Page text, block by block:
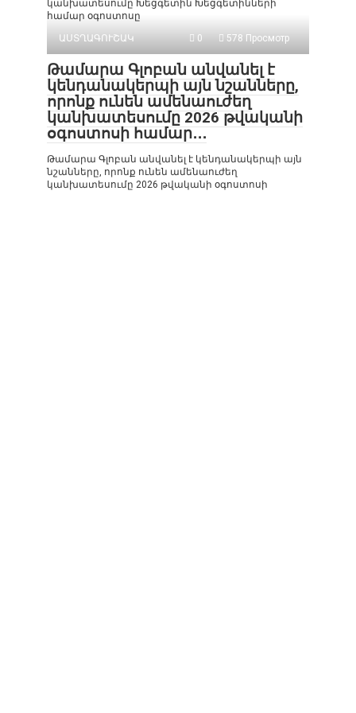
կանխատեսումը Խեցգետին Խեցգետինների
համար օգոստոսը
ԱՍՏՂԱԳՈՒՇԱԿ
0 578 Просмотр
Թամարա Գլոբան անվանել է
կենդանակերպի այն նշանները,
որոնք ունեն ամենաուժեղ
կանխատեսումը 2026 թվականի
օգոստոսի համար․․․
Թամարա Գլոբան անվանել է կենդանակերպի այն
նշանները, որոնք ունեն ամենաուժեղ
կանխատեսումը 2026 թվականի օգոստոսի